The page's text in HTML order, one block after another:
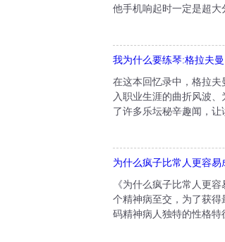
他手机响起时一定是超
我为什么要练琴:格拉夫
在这本回忆录中，格拉
入职业生涯的曲折风波
了许多乐坛秘辛趣闻，
为什么疯子比常人更容易
《为什么疯子比常人更
个精神病至交，为了获
码精神病人独特的性格